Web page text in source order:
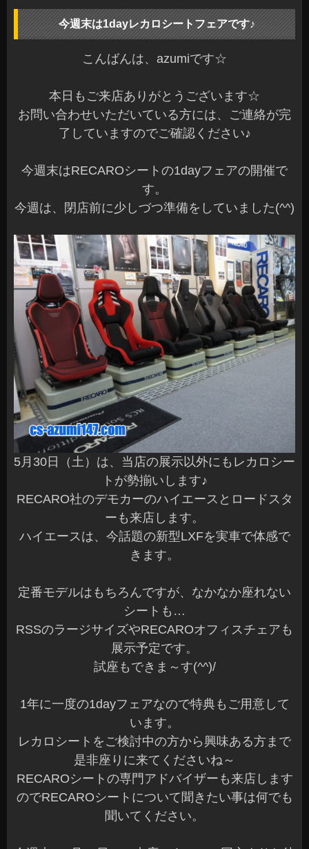
今週末は1dayレカロシートフェアです♪
こんばんは、azumiです☆
本日もご来店ありがとうございます☆
お問い合わせいただいている方には、ご連絡が完
了していますのでご確認ください♪
今週末はRECAROシートの1dayフェアの開催で
す。
今週は、閉店前に少しづつ準備をしていました(^^)
5月30日（土）は、当店の展示以外にもレカロシー
トが勢揃いします♪
RECARO社のデモカーのハイエースとロードスタ
ーも来店します。
ハイエースは、今話題の新型LXFを実車で体感で
きます。
定番モデルはもちろんですが、なかなか座れない
シートも…
RSSのラージサイズやRECAROオフィスチェアも
展示予定です。
試座もできま～す(^^)/
1年に一度の1dayフェアなので特典もご用意して
います。
レカロシートをご検討中の方から興味ある方まで
是非座りに来てくださいね～
RECAROシートの専門アドバイザーも来店します
のでRECAROシートについて聞きたい事は何でも
聞いてください。